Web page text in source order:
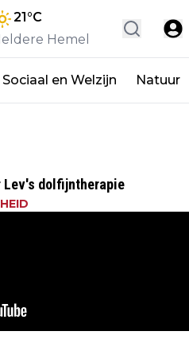
21°C
Hemel
Sociaal en Welzijn Natuur
Lev's dolfijntherapie